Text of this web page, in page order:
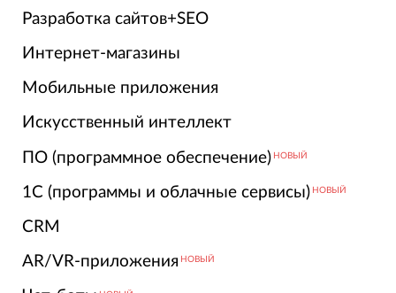
Разработка сайтов+SEO
Интернет-магазины
Мобильные приложения
Искусственный интеллект
ПО (программное обеспечение) НОВЫЙ
1С (программы и облачные сервисы) НОВЫЙ
CRM
AR/VR-приложения НОВЫЙ